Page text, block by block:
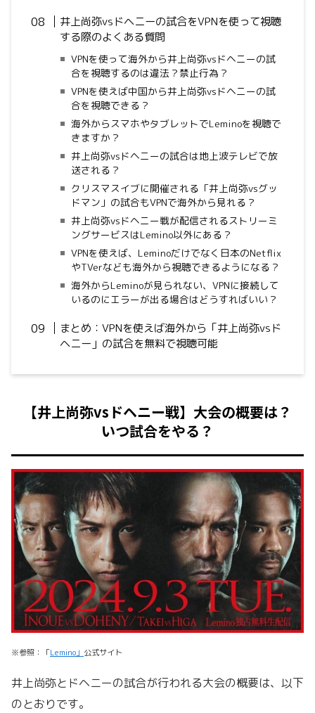
井上尚弥vsドヘニーの試合をVPNを使って視聴
する際のよくある質問
VPNを使って海外から井上尚弥vsドヘニーの試
合を視聴するのは違法？禁止行為？
VPNを使えば中国から井上尚弥vsドヘニーの試
合を視聴できる？
海外からスマホやタブレットでLeminoを視聴で
きますか？
井上尚弥vsドヘニーの試合は地上波テレビで放
送される？
クリスマスイブに開催される「井上尚弥vsグッ
ドマン」の試合もVPNで海外から見れる？
井上尚弥vsドヘニー戦が配信されるストリーミ
ングサービスはLemino以外にある？
VPNを使えば、Leminoだけでなく日本のNetflix
やTVerなども海外から視聴できるようになる？
海外からLeminoが見られない、VPNに接続して
いるのにエラーが出る場合はどうすればいい？
まとめ：VPNを使えば海外から「井上尚弥vsド
ヘニー」の試合を無料で視聴可能
【井上尚弥vsドヘニー戦】大会の概要は？
いつ試合をやる？
※参照：「Lemino」 公式サイト
井上尚弥とドヘニーの試合が行われる大会の概要は、以下
のとおりです。